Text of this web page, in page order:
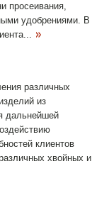
просеивания,
удобрениями. В
различных
из
дальнейшей
клиентов
хвойных и